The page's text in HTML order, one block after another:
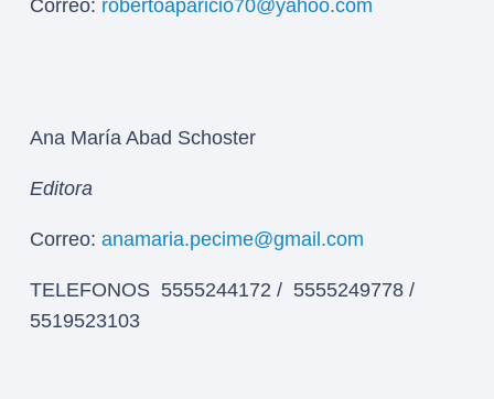
Correo: robertoaparicio70@yahoo.com
Ana María Abad Schoster
Editora
Correo: anamaria.pecime@gmail.com
TELEFONOS 5555244172 / 5555249778 /
5519523103